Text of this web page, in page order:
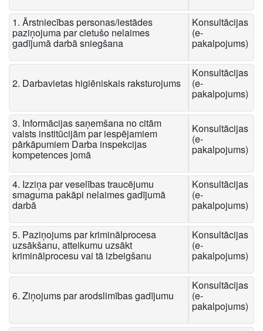
1. Ārstniecības personas/iestādes
paziņojuma par cietušo nelaimes
gadījumā darbā sniegšana
Konsultācijas
(e-
pakalpojums)
2. Darbavietas higiēniskais raksturojums
Konsultācijas
(e-
pakalpojums)
3. Informācijas saņemšana no citām
valsts institūcijām par iespējamiem
pārkāpumiem Darba inspekcijas
kompetences jomā
Konsultācijas
(e-
pakalpojums)
4. Izziņa par veselības traucējumu
smaguma pakāpi nelaimes gadījumā
darbā
Konsultācijas
(e-
pakalpojums)
5. Paziņojums par kriminālprocesa
uzsākšanu, atteikumu uzsākt
kriminālprocesu vai tā izbeigšanu
Konsultācijas
(e-
pakalpojums)
6. Ziņojums par arodslimības gadījumu
Konsultācijas
(e-
pakalpojums)